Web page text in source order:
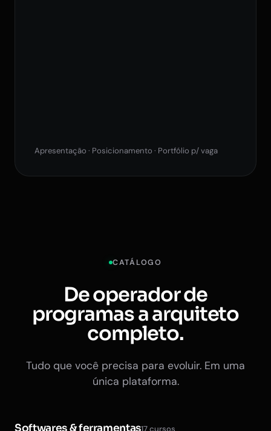
Apresentação · Posicionamento · Portfólio p/ vaga
CATÁLOGO
De operador de
programas a arquiteto
completo.
Tudo que você precisa para evoluir. Em uma
única plataforma.
Softwares & ferramentas17 cursos